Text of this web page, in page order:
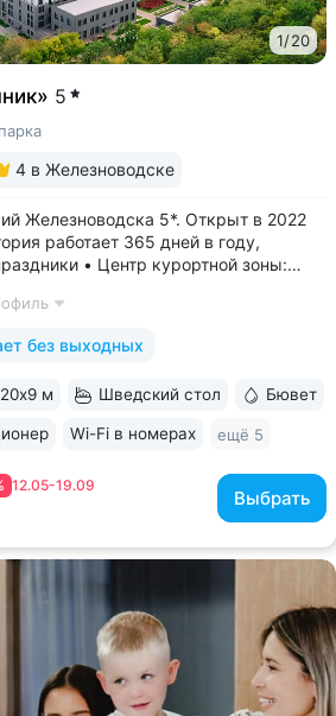
1/20
5
4 в Железноводске
Железноводска 5*. Открыт в 2022
работает 365 дней в году,
• Центр курортной зоны:
и «Смирновский»,
каскадная...
без выходных
12.05-19.09
Выбрать
м Шведский стол Бювет
Wi-Fi в номерах ещё 5